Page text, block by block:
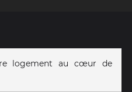
logement au cœur de